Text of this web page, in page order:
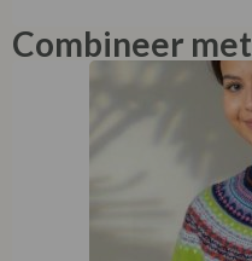
Combineer met